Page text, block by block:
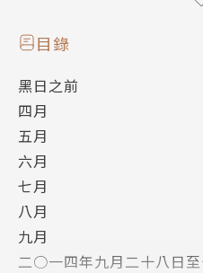
戰地般的城市。催淚瓦斯
體、大規模的逮捕，幾乎
念、價值，重新思考人與
關係。
韓麗珠生活在香港，親身
個月的時間裡她持續不斷
的每一天，也以她獨特的
與活在其中的希望。
目錄
黑日之前
四月
五月
六月
七月
八月
九月
二○一四年九月二十八日至